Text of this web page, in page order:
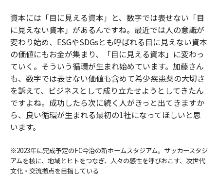
資本には「目に見える資本」と、数字では表せない「目
に見えない資本」があるんですね。最近では人の意識が
変わり始め、ESGやSDGsとも呼ばれる目に見えない資本
の価値にもお金が集まり、「目に見える資本」に変わっ
ていく。そういう循環が生まれ始めています。加藤さん
も、数字では表せない価値も含めて希少疾患薬の大切さ
を訴えて、ビジネスとして成り立たせようとしてきたん
ですよね。成功したら次に続く人がきっと出てきますか
ら、良い循環が生まれる最初の1社になってほしいと思
います。
※2023年に完成予定のFC今治の新ホームスタジアム。サッカースタジ
アムを核に、地域とヒトをつなぎ、人々の感性を呼びおこす、次世代
文化・交流拠点を目指している